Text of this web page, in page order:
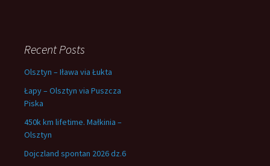
Recent Posts
Olsztyn – Iława via Łukta
Łapy – Olsztyn via Puszcza
Piska
450k km lifetime. Małkinia –
Olsztyn
Dojczland spontan 2026 dz.6